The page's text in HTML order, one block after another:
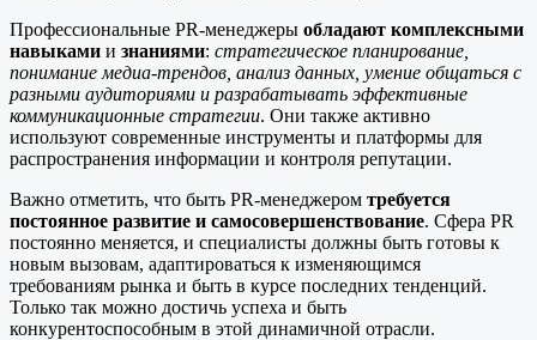
Профессиональные PR-менеджеры обладают комплексными
навыками и знаниями: стратегическое планирование,
понимание медиа-трендов, анализ данных, умение общаться с
разными аудиториями и разрабатывать эффективные
коммуникационные стратегии. Они также активно
используют современные инструменты и платформы для
распространения информации и контроля репутации.
Важно отметить, что быть PR-менеджером требуется
постоянное развитие и самосовершенствование. Сфера PR
постоянно меняется, и специалисты должны быть готовы к
новым вызовам, адаптироваться к изменяющимся
требованиям рынка и быть в курсе последних тенденций.
Только так можно достичь успеха и быть
конкурентоспособным в этой динамичной отрасли.